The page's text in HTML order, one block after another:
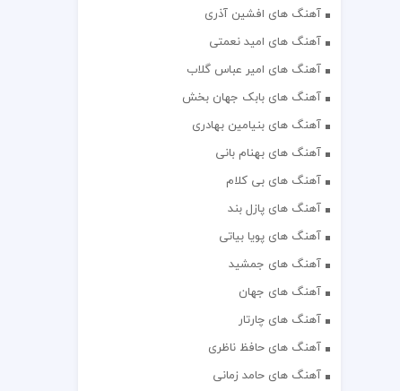
آهنگ های افشین آذری
آهنگ های امید نعمتی
آهنگ های امیر عباس گلاب
آهنگ های بابک جهان بخش
آهنگ های بنیامین بهادری
آهنگ های بهنام بانی
آهنگ های بی کلام
آهنگ های پازل بند
آهنگ های پویا بیاتی
آهنگ های جمشید
آهنگ های جهان
آهنگ های چارتار
آهنگ های حافظ ناظری
آهنگ های حامد زمانی